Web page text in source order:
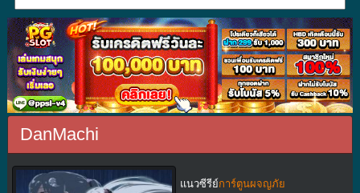
DanMachi
แนวซีรีย์การ์ตูนผจญภัย